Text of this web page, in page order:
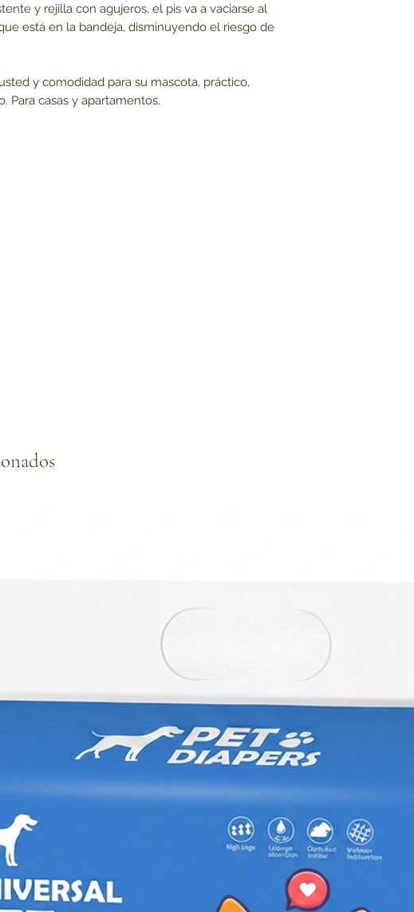
y rejilla con agujeros, el pis va a vaciarse al
está en la bandeja, disminuyendo el riesgo de
y comodidad para su mascota, práctico,
Para casas y apartamentos.